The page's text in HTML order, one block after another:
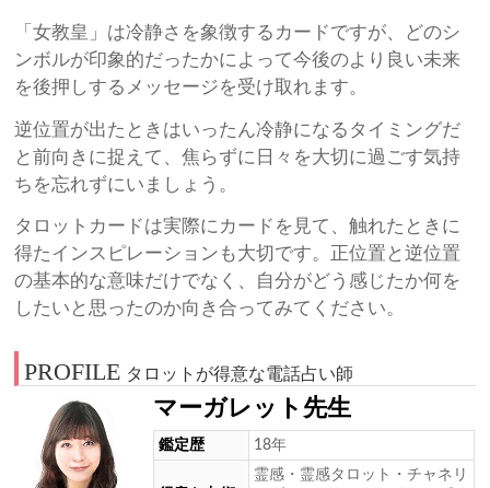
「女教皇」は冷静さを象徴するカードですが、どのシ
ンボルが印象的だったかによって今後のより良い未来
を後押しするメッセージを受け取れます。
逆位置が出たときはいったん冷静になるタイミングだ
と前向きに捉えて、焦らずに日々を大切に過ごす気持
ちを忘れずにいましょう。
タロットカードは実際にカードを見て、触れたときに
得たインスピレーションも大切です。正位置と逆位置
の基本的な意味だけでなく、自分がどう感じたか何を
したいと思ったのか向き合ってみてください。
PROFILE タロットが得意な電話占い師
マーガレット先生
鑑定歴 18年
霊感・霊感タロット・チャネリ